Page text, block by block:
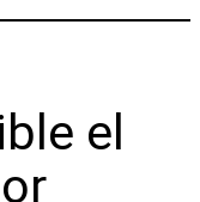
el